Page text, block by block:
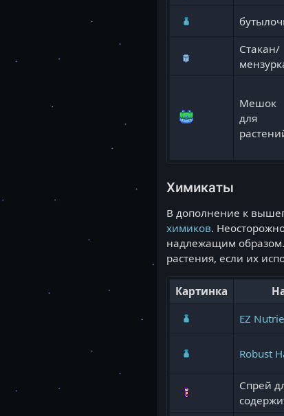
Стакан/
Мешок
для
Химикаты
В дополнение к
химиков.
надлежащим
растения, если их
Картинка
EZ
Robust
Спрей